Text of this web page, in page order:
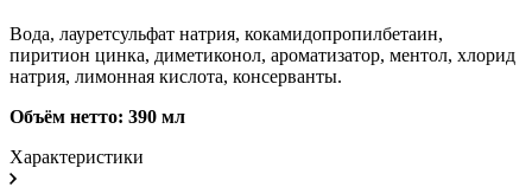
Вода, лауретсульфат натрия, кокамидопропилбетаин,
пиритион цинка, диметиконол, ароматизатор, ментол, хлорид
натрия, лимонная кислота, консерванты.
Объём нетто: 390 мл
Характеристики